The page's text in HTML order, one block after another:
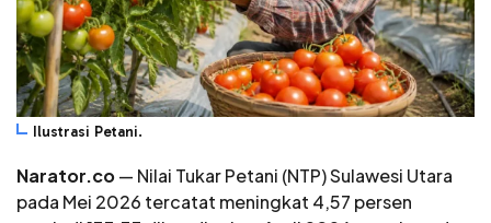
Ilustrasi Petani.
Narator.co— Nilai Tukar Petani (NTP) Sulawesi Utara
pada Mei 2026 tercatat meningkat 4,57 persen